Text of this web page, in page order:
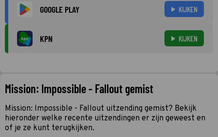
GOOGLE PLAY KIJKEN
KPN KIJKEN
Mission: Impossible - Fallout gemist
Mission: Impossible - Fallout uitzending gemist? Bekijk
hieronder welke recente uitzendingen er zijn geweest en
of je ze kunt terugkijken.